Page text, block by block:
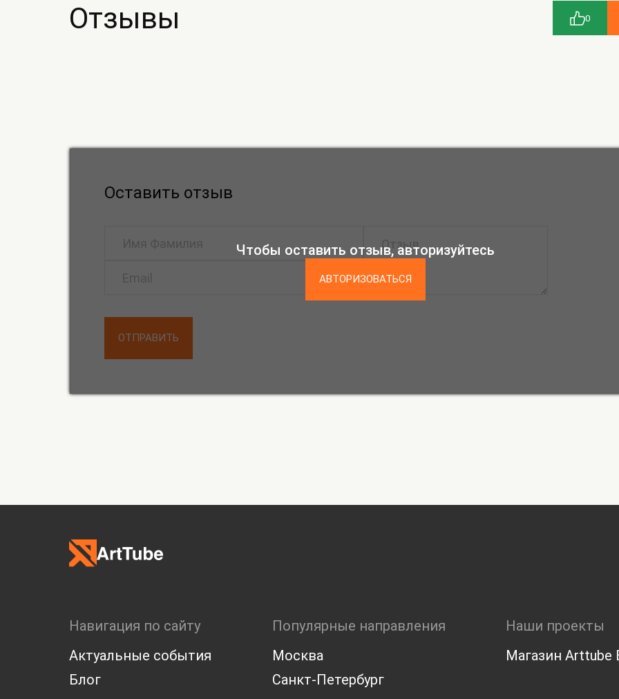
Отзывы 0
Чтобы оставить отзыв, авторизуйтесь
АВТОРИЗОВАТЬСЯ
Оставить отзыв
ОТПРАВИТЬ
Навигация по сайту
Актуальные события
Блог
Популярные направления
Москва
Санкт-Петербург
Наши проекты
Магазин Arttube